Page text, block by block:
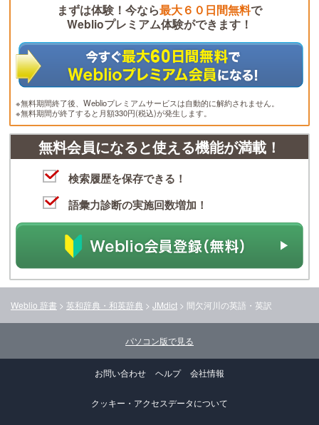
まずは体験！今なら最大６０日間無料で
Weblioプレミアム体験ができます！
※無料期間終了後、Weblioプレミアムサービスは自動的に解約されません。
※無料期間が終了すると月額330円(税込)が発生します。
無料会員になると使える機能が満載！
検索履歴を保存できる！
語彙力診断の実施回数増加！
Weblio 辞書 > 英和辞典・和英辞典 > JMdict > 間欠河川の英語・英訳
パソコン版で見る
お問い合わせ ヘルプ 会社情報
クッキー・アクセスデータについて